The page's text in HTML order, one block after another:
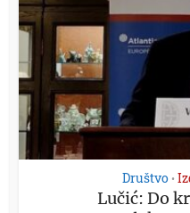
Društvo •
Lučić: Do